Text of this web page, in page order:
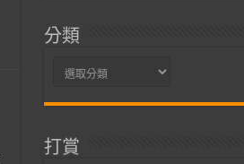
分類
分
打賞